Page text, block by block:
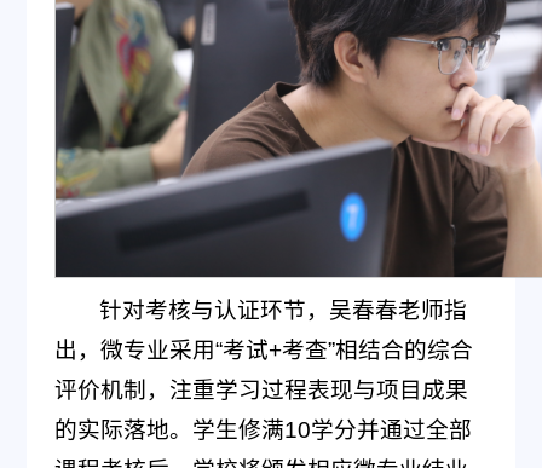
针对考核与认证环节，吴春春老师指
出，微专业采用“考试+考查”相结合的综合
评价机制，注重学习过程表现与项目成果
的实际落地。学生修满10学分并通过全部